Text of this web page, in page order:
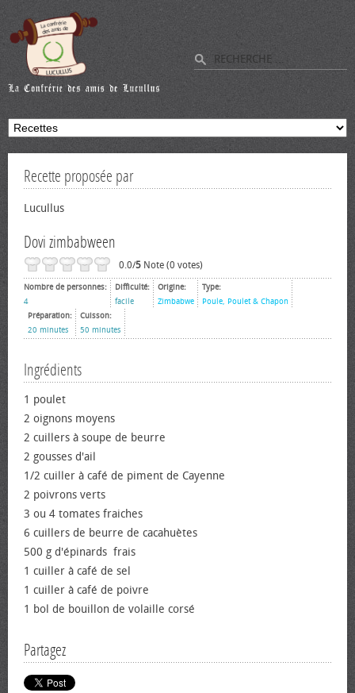
Recette proposée par
Lucullus
Dovi zimbabween
0.0/5 Note (0 votes)
Nombre de personnes:
4
Difficulté:
facile
Origine:
Zimbabwe
Type:
Poule, Poulet & Chapon
Préparation:
20 minutes
Cuisson:
50 minutes
Ingrédients
1 poulet
2 oignons moyens
2 cuillers à soupe de beurre
2 gousses d'ail
1/2 cuiller à café de piment de Cayenne
2 poivrons verts
3 ou 4 tomates fraiches
6 cuillers de beurre de cacahuètes
500 g d'épinards frais
1 cuiller à café de sel
1 cuiller à café de poivre
1 bol de bouillon de volaille corsé
Partagez